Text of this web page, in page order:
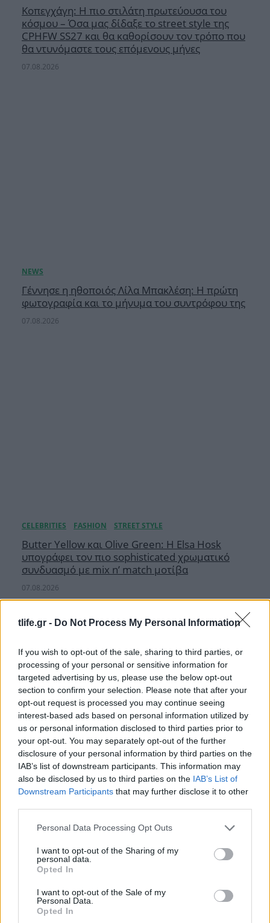
tlife.gr - Do Not Process My Personal Information
If you wish to opt-out of the sale, sharing to third parties, or
processing of your personal or sensitive information for
targeted advertising by us, please use the below opt-out
section to confirm your selection. Please note that after your
opt-out request is processed you may continue seeing
interest-based ads based on personal information utilized by
us or personal information disclosed to third parties prior to
your opt-out. You may separately opt-out of the further
disclosure of your personal information by third parties on the
IAB’s list of downstream participants. This information may
also be disclosed by us to third parties on the IAB’s List of
Downstream Participants that may further disclose it to other
Please note that this website/app uses one or more Google
not limited to your visit or usage behaviour. You may click to
grant or deny consent to Google and its third-party tags to
use your data for below specified purposes in below Google
consent section.
Personal Data Processing Opt Outs
I want to opt-out of the Sharing of my
personal data.
Opted In
I want to opt-out of the Sale of my
Personal Data.
Opted In
Κοπεγχάγη: Η πιο στιλάτη πρωτεύουσα του
κόσμου – Όσα μας δίδαξε το street style της
CPHFW SS27 και θα καθορίσουν τον τρόπο που
θα ντυνόμαστε τους επόμενους μήνες
07.08.2026
Γέννησε η ηθοποιός Λίλα Μπακλέση: Η πρώτη
φωτογραφία και το μήνυμα του συντρόφου της
07.08.2026
Butter Yellow και Olive Green: Η Elsa Hosk
υπογράφει τον πιο sophisticated χρωματικό
συνδυασμό με mix n’ match μοτίβα
07.08.2026
Φίλιππος Μιχόπουλος – Κωνσταντίνα
Ευρυπίδου: Αγκαλιασμένοι και ερωτευμένοι
ποζάρουν στο ηλιοβασίλεμα της Σαντορίνης
07.08.2026